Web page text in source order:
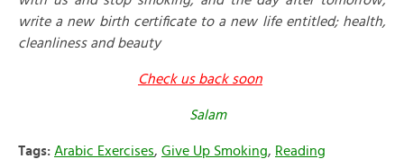
write a new birth certificate to a new life entitled; health,
cleanliness and beauty
Check us back soon
Salam
Tags: Arabic Exercises, Give Up Smoking, Reading